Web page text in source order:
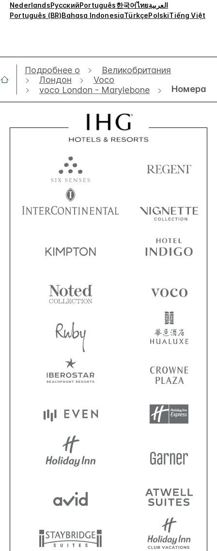
NederlandsРусскийPortuguês한국어ไทยالعربية
Português (BR)Bahasa IndonesiaTürkçePolskiTiếng Việt
Подробнее о
Великобритания
Лондон
Voco
voco London - Marylebone
Номера